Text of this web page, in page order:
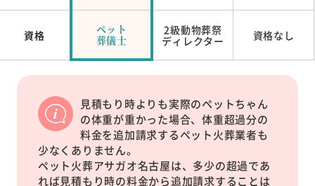
資格
ペット
葬儀士
2級動物葬祭
ディレクター
資格なし
見積もり時よりも実際のペットちゃん
の体重が重かった場合、体重超過分の
料金を追加請求するペット火葬業者も
少なくありません。
ペット火葬アサガオ名古屋は、多少の超過であ
れば見積もり時の料金から追加請求することは